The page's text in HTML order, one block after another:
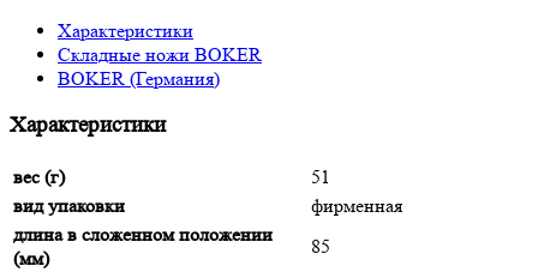
Характеристики
Складные ножи BOKER
BOKER (Германия)
Характеристики
вес (г)
51
вид упаковки
фирменная
длина в сложенном положении
(мм)
85